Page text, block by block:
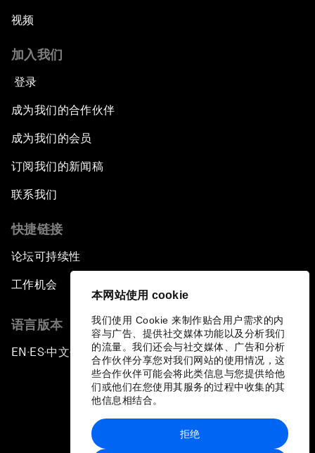
本网站使用 cookie
我们使用 Cookie 来制作贴合用户需求的内
容与广告、提供社交媒体功能以及分析我们
的流量。我们还会与社交媒体、广告和分析
合作伙伴分享您对我们网站的使用情况，这
些合作伙伴可能会将此类信息与您提供给他
们或他们在您使用其服务的过程中收集的其
他信息相结合。
拒绝
视频
加入我们
登录
成为我们的合作伙伴
成为我们的会员
订阅我们的新闻稿
联系我们
快捷链接
论坛可持续性
工作机会
语言版本
EN ▪ES▪中文▪ 日本語